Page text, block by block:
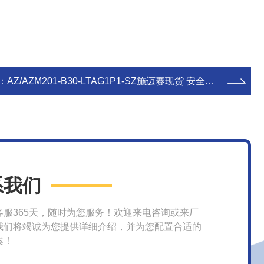
AZ/AZM201-B30-LTAG1P1-SZ施迈赛现货 安全开关 传感器
们
服365天，随时为您服务！欢迎来电咨询或来厂
们将竭诚为您提供详细介绍，并为您配置合适的